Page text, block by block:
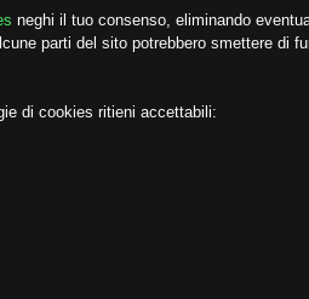
neghi il tuo consenso, eliminando
parti del sito potrebbero smettere di
di cookies ritieni accettabili: